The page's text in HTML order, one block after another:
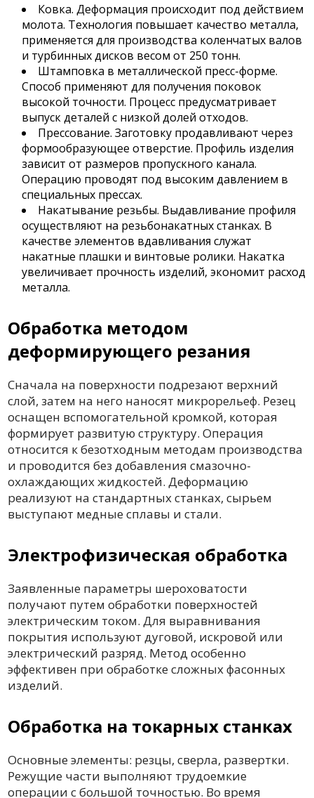
Ковка. Деформация происходит под действием
молота. Технология повышает качество металла,
применяется для производства коленчатых валов
и турбинных дисков весом от 250 тонн.
Штамповка в металлической пресс-форме.
Способ применяют для получения поковок
высокой точности. Процесс предусматривает
выпуск деталей с низкой долей отходов.
Прессование. Заготовку продавливают через
формообразующее отверстие. Профиль изделия
зависит от размеров пропускного канала.
Операцию проводят под высоким давлением в
специальных прессах.
Накатывание резьбы. Выдавливание профиля
осуществляют на резьбонакатных станках. В
качестве элементов вдавливания служат
накатные плашки и винтовые ролики. Накатка
увеличивает прочность изделий, экономит расход
металла.
Обработка методом
деформирующего резания
Сначала на поверхности подрезают верхний
слой, затем на него наносят микрорельеф. Резец
оснащен вспомогательной кромкой, которая
формирует развитую структуру. Операция
относится к безотходным методам производства
и проводится без добавления смазочно-
охлаждающих жидкостей. Деформацию
реализуют на стандартных станках, сырьем
выступают медные сплавы и стали.
Электрофизическая обработка
Заявленные параметры шероховатости
получают путем обработки поверхностей
электрическим током. Для выравнивания
покрытия используют дуговой, искровой или
электрический разряд. Метод особенно
эффективен при обработке сложных фасонных
изделий.
Обработка на токарных станках
Основные элементы: резцы, сверла, развертки.
Режущие части выполняют трудоемкие
операции с большой точностью. Во время